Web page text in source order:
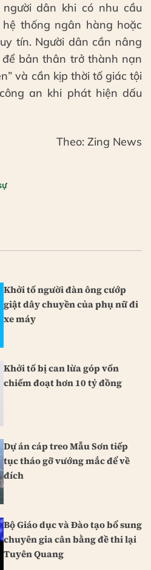
dân khi có nhu cầu
thống ngân hàng hoặc
tín. Người dân cần nâng
bản thân trở thành nạn
và cần kịp thời tố giác tội
an khi phát hiện dấu
Theo: Zing News
Khởi tố người đàn ông cướp
giật dây chuyền của phụ nữ đi
xe máy
Khởi tố bị can lừa góp vốn
chiếm đoạt hơn 10 tỷ đồng
Dự án cáp treo Mẫu Sơn tiếp
tục tháo gỡ vướng mắc để về
đích
Bộ Giáo dục và Đào tạo bổ sung
chuyên gia cân bằng đề thi lại
Tuyên Quang